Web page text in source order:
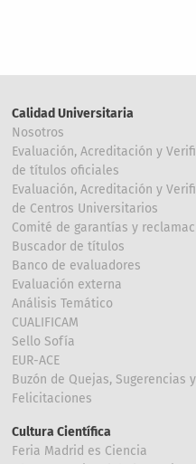
Calidad Universitaria
Nosotros
Evaluación, Acreditación y
de títulos oficiales
Evaluación, Acreditación y
de Centros Universitarios
Comité de garantías y
Buscador de títulos
Banco de evaluadores
Evaluación externa
Análisis Temático
CUALIFICAM
Sello Sofía
EUR-ACE
Buzón de Quejas, Sugerencias y
Felicitaciones
Cultura Científica
Feria Madrid es Ciencia